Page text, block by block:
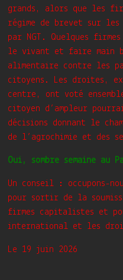
grands, alors que les
régime de brevet sur
par NGT. Quelques
le vivant et faire main
alimentaire contre les
citoyens. Les droites,
centre, ont voté
citoyen d’ampleur
décisions donnant le
de l’agrochimie et des
Oui, sombre semaine au
Un conseil : occupons-
pour sortir de la
firmes capitalistes et
international et les
Le 19 juin 2026